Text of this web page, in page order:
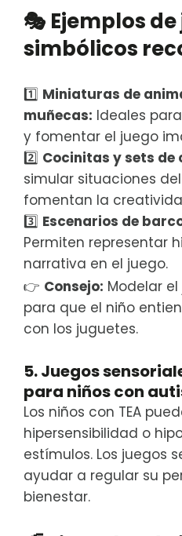
🎭 Ejemplos
simbólicos
1️⃣ Miniaturas de
muñecas: Ideales
y fomentar el juego
2️⃣ Cocinitas y sets de
simular situaciones
fomentan la
3️⃣ Escenarios de
Permiten representar
narrativa en el juego.
👉 Consejo: Modelar
para que el niño
con los juguetes.
5. Juegos
para niños con
Los niños con TEA
hipersensibilidad o
estímulos. Los juegos
ayudar a regular su
bienestar.